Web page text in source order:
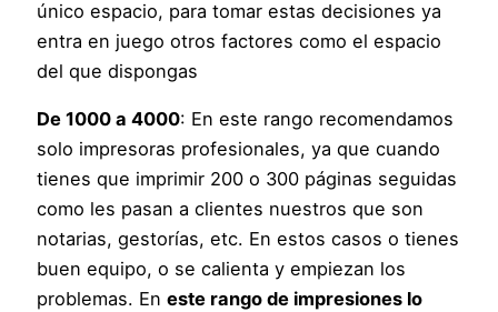
único espacio, para tomar estas decisiones ya
entra en juego otros factores como el espacio
del que dispongas
De 1000 a 4000: En este rango recomendamos
solo impresoras profesionales, ya que cuando
tienes que imprimir 200 o 300 páginas seguidas
como les pasan a clientes nuestros que son
notarias, gestorías, etc. En estos casos o tienes
buen equipo, o se calienta y empiezan los
problemas. Eneste rango de impresiones lo